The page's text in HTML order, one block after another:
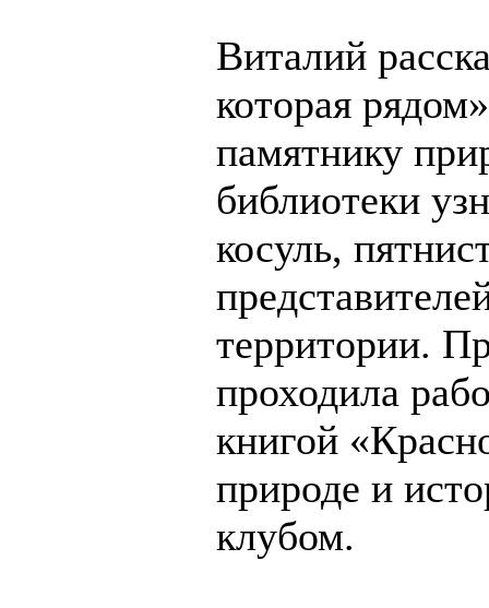
Виталий
которая
памятнику
библиотеки
косуль,
территории.
проходила
книгой
природе и
клубом.